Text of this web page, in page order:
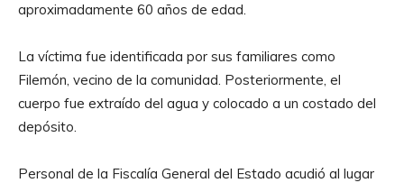
aproximadamente 60 años de edad.
La víctima fue identificada por sus familiares como
Filemón, vecino de la comunidad. Posteriormente, el
cuerpo fue extraído del agua y colocado a un costado del
depósito.
Personal de la Fiscalía General del Estado acudió al lugar